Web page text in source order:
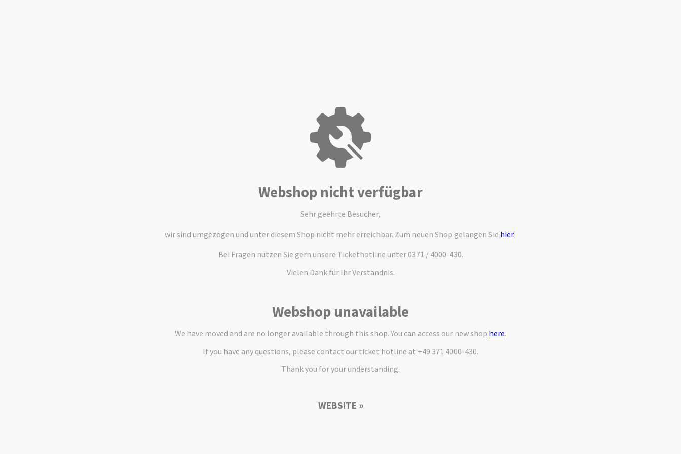
Webshop nicht verfügbar
Sehr geehrte Besucher,
wir sind umgezogen und unter diesem Shop nicht mehr erreichbar. Zum neuen Shop gelangen Sie hier.
Bei Fragen nutzen Sie gern unsere Tickethotline unter 0371 / 4000-430.
Vielen Dank für Ihr Verständnis.
Webshop unavailable
We have moved and are no longer available through this shop. You can access our new shop here.
If you have any questions, please contact our ticket hotline at +49 371 4000-430.
Thank you for your understanding.
WEBSITE »